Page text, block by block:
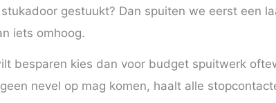
gestuukt? Dan spuiten we eerst een
iets omhoog.
besparen kies dan voor budget spuitwerk
nevel op mag komen, haalt alle